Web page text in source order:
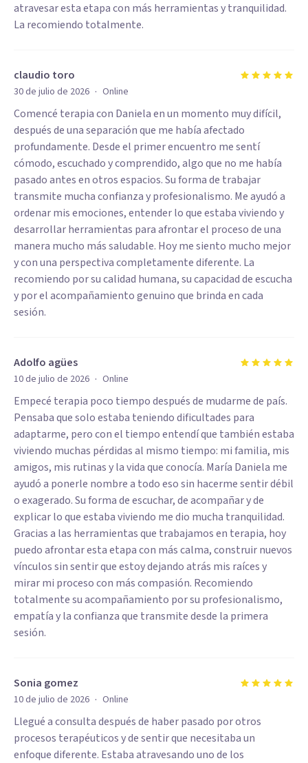
atravesar esta etapa con más herramientas y tranquilidad.
La recomiendo totalmente.
claudio toro
30 de julio de 2026 · Online
Comencé terapia con Daniela en un momento muy difícil,
después de una separación que me había afectado
profundamente. Desde el primer encuentro me sentí
cómodo, escuchado y comprendido, algo que no me había
pasado antes en otros espacios. Su forma de trabajar
transmite mucha confianza y profesionalismo. Me ayudó a
ordenar mis emociones, entender lo que estaba viviendo y
desarrollar herramientas para afrontar el proceso de una
manera mucho más saludable. Hoy me siento mucho mejor
y con una perspectiva completamente diferente. La
recomiendo por su calidad humana, su capacidad de escucha
y por el acompañamiento genuino que brinda en cada
sesión.
Adolfo agües
10 de julio de 2026 · Online
Empecé terapia poco tiempo después de mudarme de país.
Pensaba que solo estaba teniendo dificultades para
adaptarme, pero con el tiempo entendí que también estaba
viviendo muchas pérdidas al mismo tiempo: mi familia, mis
amigos, mis rutinas y la vida que conocía. María Daniela me
ayudó a ponerle nombre a todo eso sin hacerme sentir débil
o exagerado. Su forma de escuchar, de acompañar y de
explicar lo que estaba viviendo me dio mucha tranquilidad.
Gracias a las herramientas que trabajamos en terapia, hoy
puedo afrontar esta etapa con más calma, construir nuevos
vínculos sin sentir que estoy dejando atrás mis raíces y
mirar mi proceso con más compasión. Recomiendo
totalmente su acompañamiento por su profesionalismo,
empatía y la confianza que transmite desde la primera
sesión.
Sonia gomez
10 de julio de 2026 · Online
Llegué a consulta después de haber pasado por otros
procesos terapéuticos y de sentir que necesitaba un
enfoque diferente. Estaba atravesando uno de los